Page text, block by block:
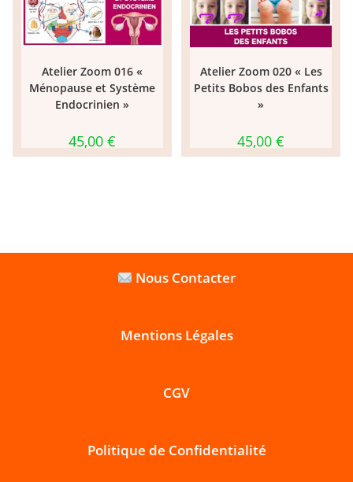
Atelier Zoom 016 «
Ménopause et Système
Endocrinien »
45,00 €
Atelier Zoom 020 « Les
Petits Bobos des Enfants
»
45,00 €
Nous Contacter
Mentions Légales
CGV
Politique de Confidentialité